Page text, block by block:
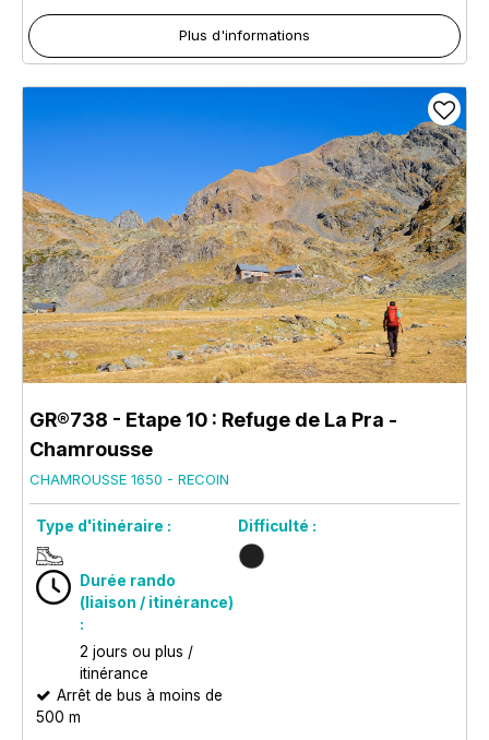
Plus d'informations
GR®738 - Etape 10 : Refuge de La Pra -
Chamrousse
CHAMROUSSE 1650 - RECOIN
Type d'itinéraire : Difficulté :
Durée rando
(liaison / itinérance)
:
2 jours ou plus /
itinérance
Arrêt de bus à moins de
500 m